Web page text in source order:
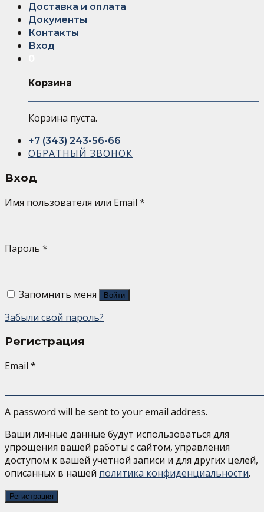
Доставка и оплата
Документы
Контакты
Вход
Корзина
Корзина пуста.
+7 (343) 243-56-66
ОБРАТНЫЙ ЗВОНОК
Вход
Имя пользователя или Email *
Пароль *
Запомнить меня Войти
Забыли свой пароль?
Регистрация
Email *
A password will be sent to your email address.
Ваши личные данные будут использоваться для
упрощения вашей работы с сайтом, управления
доступом к вашей учётной записи и для других целей,
описанных в нашей политика конфиденциальности.
Регистрация